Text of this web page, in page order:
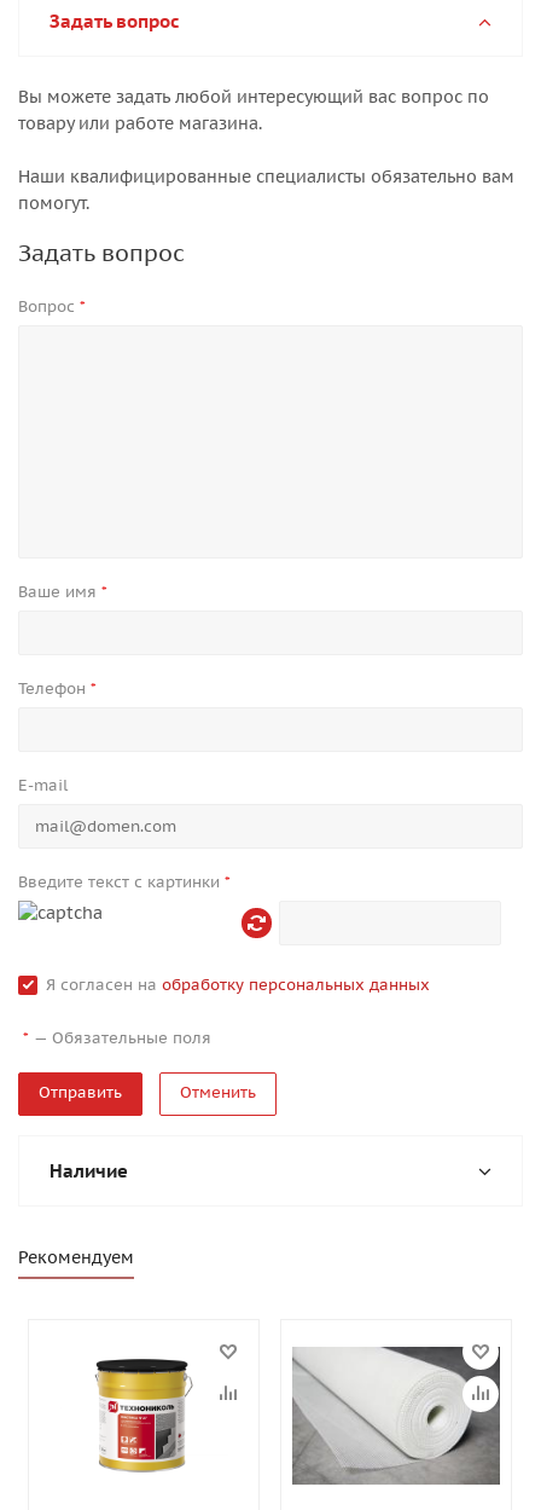
Задать вопрос
Вы можете задать любой интересующий вас вопрос по
товару или работе магазина.
Наши квалифицированные специалисты обязательно вам
помогут.
Задать вопрос
Вопрос *
Ваше имя *
Телефон *
E-mail
Введите текст с картинки *
Я согласен на обработку персональных данных
* — Обязательные поля
Отменить
Наличие
Рекомендуем